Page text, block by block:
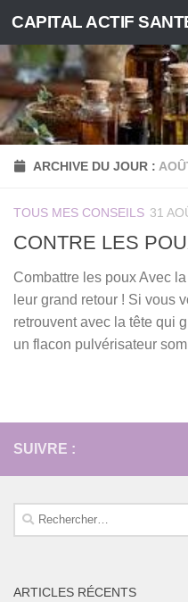
Skip to content
CAPITAL ACTIF
ARCHIVE DU JOUR :
TOUS MES CONSEILS 31
CONTRE LES
Combattre les poux Avec
leur grand retour ! Si vous
retrouvent avec la tête qui
un flacon pulvérisateur
SUIVRE :
Rechercher :
ARTICLES RÉCENTS